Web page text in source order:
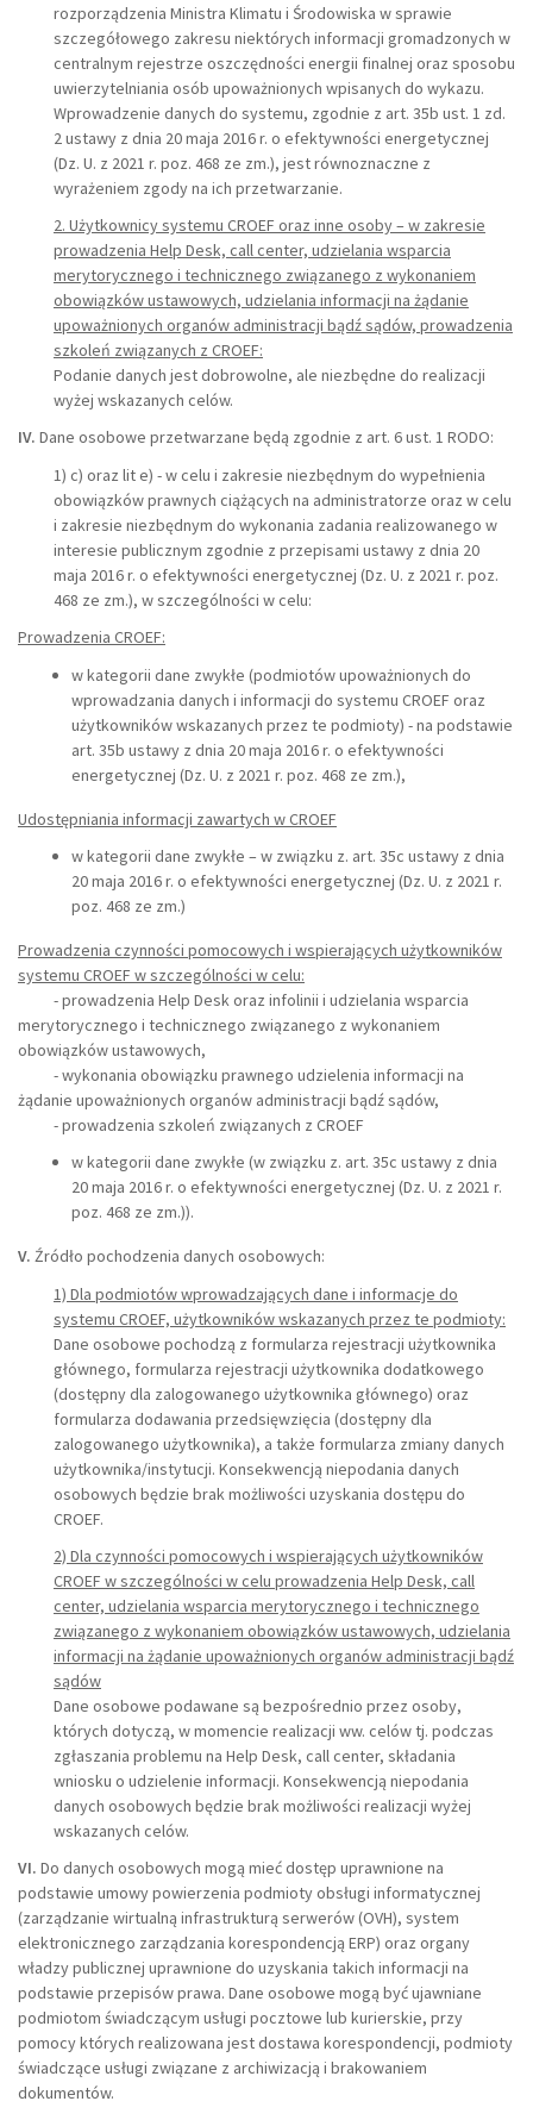
rozporządzenia Ministra Klimatu i Środowiska w sprawie
szczegółowego zakresu niektórych informacji gromadzonych w
centralnym rejestrze oszczędności energii finalnej oraz sposobu
uwierzytelniania osób upoważnionych wpisanych do wykazu.
Wprowadzenie danych do systemu, zgodnie z art. 35b ust. 1 zd.
2 ustawy z dnia 20 maja 2016 r. o efektywności energetycznej
(Dz. U. z 2021 r. poz. 468 ze zm.), jest równoznaczne z
wyrażeniem zgody na ich przetwarzanie.
2. Użytkownicy systemu CROEF oraz inne osoby – w zakresie
prowadzenia Help Desk, call center, udzielania wsparcia
merytorycznego i technicznego związanego z wykonaniem
obowiązków ustawowych, udzielania informacji na żądanie
upoważnionych organów administracji bądź sądów, prowadzenia
szkoleń związanych z CROEF:
Podanie danych jest dobrowolne, ale niezbędne do realizacji
wyżej wskazanych celów.
IV. Dane osobowe przetwarzane będą zgodnie z art. 6 ust. 1 RODO:
1) c) oraz lit e) - w celu i zakresie niezbędnym do wypełnienia
obowiązków prawnych ciążących na administratorze oraz w celu
i zakresie niezbędnym do wykonania zadania realizowanego w
interesie publicznym zgodnie z przepisami ustawy z dnia 20
maja 2016 r. o efektywności energetycznej (Dz. U. z 2021 r. poz.
468 ze zm.), w szczególności w celu:
Prowadzenia CROEF:
w kategorii dane zwykłe (podmiotów upoważnionych do
wprowadzania danych i informacji do systemu CROEF oraz
użytkowników wskazanych przez te podmioty) - na podstawie
art. 35b ustawy z dnia 20 maja 2016 r. o efektywności
energetycznej (Dz. U. z 2021 r. poz. 468 ze zm.),
Udostępniania informacji zawartych w CROEF
w kategorii dane zwykłe – w związku z. art. 35c ustawy z dnia
20 maja 2016 r. o efektywności energetycznej (Dz. U. z 2021 r.
poz. 468 ze zm.)
Prowadzenia czynności pomocowych i wspierających użytkowników
systemu CROEF w szczególności w celu:
- prowadzenia Help Desk oraz infolinii i udzielania wsparcia
merytorycznego i technicznego związanego z wykonaniem
obowiązków ustawowych,
- wykonania obowiązku prawnego udzielenia informacji na
żądanie upoważnionych organów administracji bądź sądów,
- prowadzenia szkoleń związanych z CROEF
w kategorii dane zwykłe (w związku z. art. 35c ustawy z dnia
20 maja 2016 r. o efektywności energetycznej (Dz. U. z 2021 r.
poz. 468 ze zm.)).
V. Źródło pochodzenia danych osobowych:
1) Dla podmiotów wprowadzających dane i informacje do
systemu CROEF, użytkowników wskazanych przez te podmioty:
Dane osobowe pochodzą z formularza rejestracji użytkownika
głównego, formularza rejestracji użytkownika dodatkowego
(dostępny dla zalogowanego użytkownika głównego) oraz
formularza dodawania przedsięwzięcia (dostępny dla
zalogowanego użytkownika), a także formularza zmiany danych
użytkownika/instytucji. Konsekwencją niepodania danych
osobowych będzie brak możliwości uzyskania dostępu do
CROEF.
2) Dla czynności pomocowych i wspierających użytkowników
CROEF w szczególności w celu prowadzenia Help Desk, call
center, udzielania wsparcia merytorycznego i technicznego
związanego z wykonaniem obowiązków ustawowych, udzielania
informacji na żądanie upoważnionych organów administracji bądź
sądów
Dane osobowe podawane są bezpośrednio przez osoby,
których dotyczą, w momencie realizacji ww. celów tj. podczas
zgłaszania problemu na Help Desk, call center, składania
wniosku o udzielenie informacji. Konsekwencją niepodania
danych osobowych będzie brak możliwości realizacji wyżej
wskazanych celów.
VI. Do danych osobowych mogą mieć dostęp uprawnione na
podstawie umowy powierzenia podmioty obsługi informatycznej
(zarządzanie wirtualną infrastrukturą serwerów (OVH), system
elektronicznego zarządzania korespondencją ERP) oraz organy
władzy publicznej uprawnione do uzyskania takich informacji na
podstawie przepisów prawa. Dane osobowe mogą być ujawniane
podmiotom świadczącym usługi pocztowe lub kurierskie, przy
pomocy których realizowana jest dostawa korespondencji, podmioty
świadczące usługi związane z archiwizacją i brakowaniem
dokumentów.